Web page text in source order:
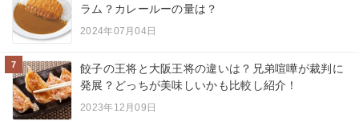
ラム？カレールーの量は？
2024年07月04日
7
餃子の王将と大阪王将の違いは？兄弟喧嘩が裁判に
発展？どっちが美味しいかも比較し紹介！
2023年12月09日